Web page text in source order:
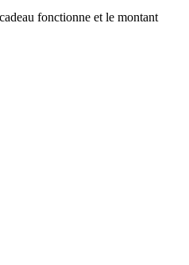
fonctionne et le montant